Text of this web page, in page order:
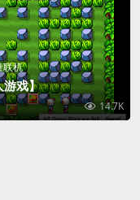
联机
游戏】
14.7K